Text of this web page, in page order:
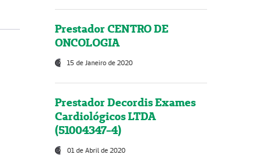
Prestador CENTRO DE
ONCOLOGIA
15 de Janeiro de 2020
Prestador Decordis Exames
Cardiológicos LTDA
(51004347-4)
01 de Abril de 2020